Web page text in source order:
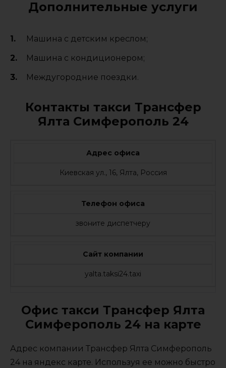
Дополнительные услуги
Машина с детским креслом;
Машина с кондиционером;
Междугородние поездки.
Контакты такси Трансфер
Ялта Симферополь 24
Адрес офиса
Киевская ул., 16, Ялта, Россия
Телефон офиса
звоните диспетчеру
Сайт компании
yalta.taksi24.taxi
Офис такси Трансфер Ялта
Симферополь 24 на карте
Адрес компании Трансфер Ялта Симферополь
24 на яндекс карте. Используя ее можно быстро